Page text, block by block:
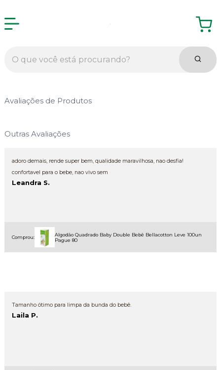
Avaliações de Produtos
Outras Avaliações
adoro demais, rende super bem, qualidade maravilhosa, nao desfia!
confortavel para o bebe, nao vivo sem
Leandra S.
Comprou:
Algodão Quadrado Baby Double Bebê Bellacotton Leve 100un
Pague 80
Tamanho ótimo para limpa da bunda do bebê.
Laila P.